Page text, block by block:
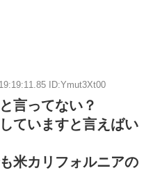
ID:Ymut3Xt00
言ってない？
ていますと言えばい
米カリフォルニアの